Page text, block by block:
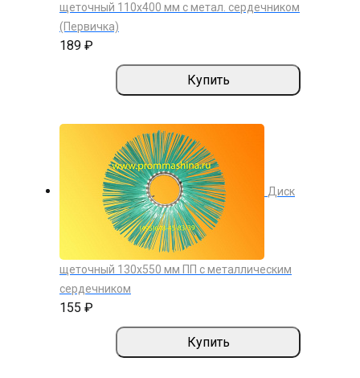
щеточный 110х400 мм с метал. сердечником
(Первичка)
189 ₽
Купить
Диск
щеточный 130х550 мм ПП с металлическим
сердечником
155 ₽
Купить